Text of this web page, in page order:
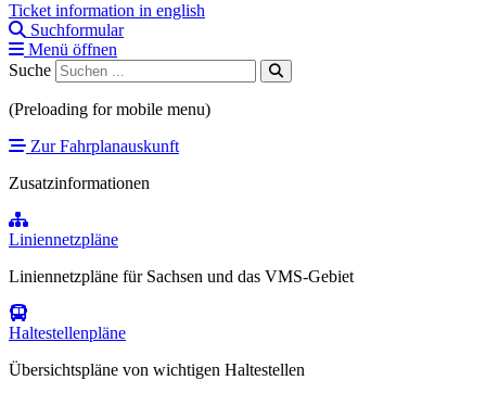
Ticket information in english
Suchformular
Menü öffnen
Suche
(Preloading for mobile menu)
Zur Fahrplanauskunft
Zusatzinformationen
Liniennetzpläne
Liniennetzpläne für Sachsen und das VMS-Gebiet
Haltestellenpläne
Übersichtspläne von wichtigen Haltestellen